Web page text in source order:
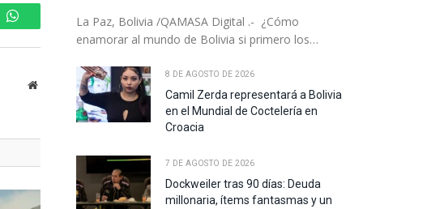
WhatsApp
Website
La Paz, Bolivia /QAMASA Digital .- ¿Cómo
enamorar al mundo de Bolivia si primero los…
8 DE AGOSTO DE 2026
Camil Zerda representará a Bolivia
en el Mundial de Coctelería en
Croacia
7 DE AGOSTO DE 2026
Dockweiler tras 90 días: Deuda
millonaria, ítems fantasmas y un